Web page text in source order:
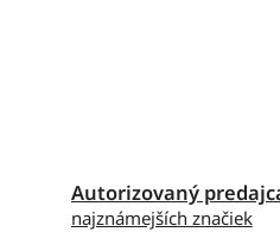
Autorizovaný
najznámejších značiek